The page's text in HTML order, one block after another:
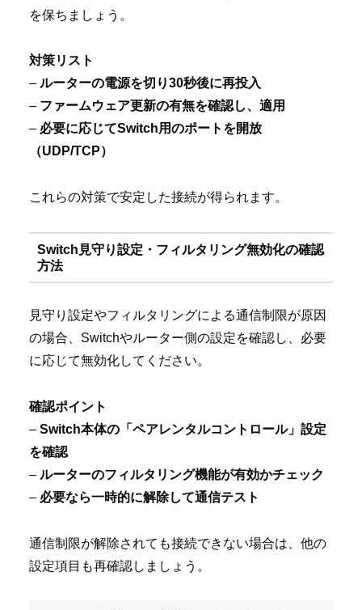
を保ちましょう。
対策リスト
– ルーターの電源を切り30秒後に再投入
– ファームウェア更新の有無を確認し、適用
– 必要に応じてSwitch用のポートを開放
（UDP/TCP）
これらの対策で安定した接続が得られます。
Switch見守り設定・フィルタリング無効化の確認
方法
見守り設定やフィルタリングによる通信制限が原因
の場合、Switchやルーター側の設定を確認し、必要
に応じて無効化してください。
確認ポイント
– Switch本体の「ペアレンタルコントロール」設定
を確認
– ルーターのフィルタリング機能が有効かチェック
– 必要なら一時的に解除して通信テスト
通信制限が解除されても接続できない場合は、他の
設定項目も再確認しましょう。